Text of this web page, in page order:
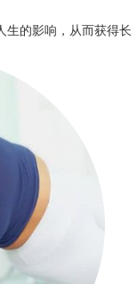
生的影响，从而获得长